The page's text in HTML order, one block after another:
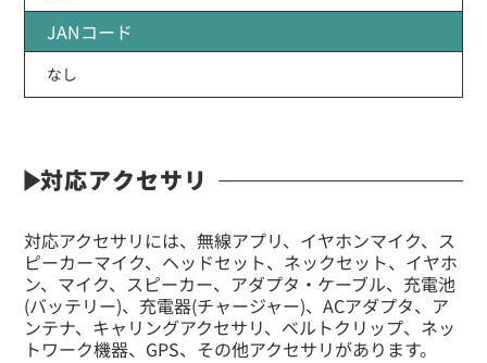
JANコード
なし
対応アクセサリ
対応アクセサリには、無線アプリ、イヤホンマイク、ス
ピーカーマイク、ヘッドセット、ネックセット、イヤホ
ン、マイク、スピーカー、アダプタ・ケーブル、充電池
(バッテリー)、充電器(チャージャー)、ACアダプタ、ア
ンテナ、キャリングアクセサリ、ベルトクリップ、ネッ
トワーク機器、GPS、その他アクセサリがあります。